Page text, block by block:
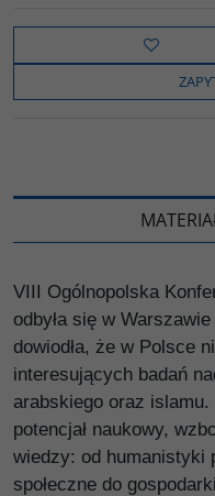
e
o
k
t
t
e
o
y
i
n
k
VIII Ogólnopolska
odbyła się w
dowiodła, że w Polsce
interesujących badań
arabskiego oraz
potencjał naukowy,
wiedzy: od humanistyki
społeczne do